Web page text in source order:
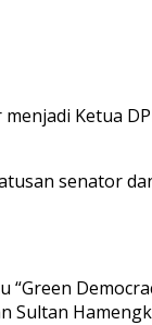
Ketua
senator
Sultan